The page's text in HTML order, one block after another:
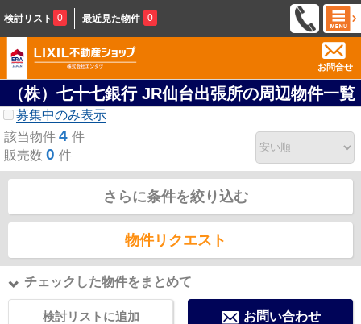
検討リスト 0 最近見た物件 0
お問合せ
（株）七十七銀行 JR仙台出張所の周辺物件一覧
募集中のみ表示
該当物件 4 件
販売数 0 件
さらに条件を絞り込む
物件リクエスト
チェックした物件をまとめて
検討リストに追加 お問い合わせ